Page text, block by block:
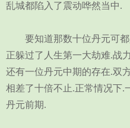
乱城都陷入了震动哗然当中.
要知道那数十位丹元可都
正躲过了人生第一大劫难.战
还有一位丹元中期的存在.双
相差了十倍不止.正常情况下.
丹元前期.